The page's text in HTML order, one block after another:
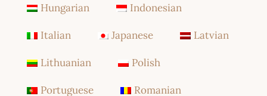
Hungarian Indonesian
Italian Japanese Latvian
Lithuanian Polish
Portuguese Romanian